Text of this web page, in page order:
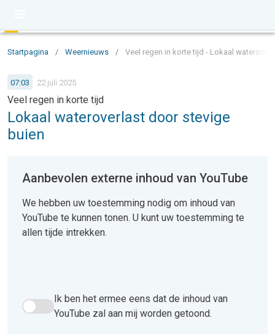
Startpagina / Weernieuws / Veel regen in korte tijd - Lokaal
07:03 22 juli 2025
Veel regen in korte tijd
Lokaal wateroverlast door stevige
buien
Aanbevolen externe inhoud van YouTube
We hebben uw toestemming nodig om inhoud van
YouTube te kunnen tonen. U kunt uw toestemming te
allen tijde intrekken.
Ik ben het ermee eens dat de inhoud van YouTube zal aan
Ik ben het ermee eens dat de inhoud van
YouTube zal aan mij worden getoond.